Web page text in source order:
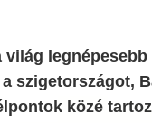
szigetországot,
közé